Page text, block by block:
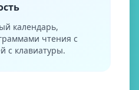
календарь,
чтения с
с клавиатуры.